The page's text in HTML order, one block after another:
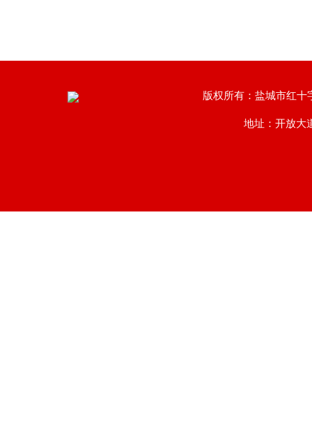
版权所有：盐城市红十
地址：开放大